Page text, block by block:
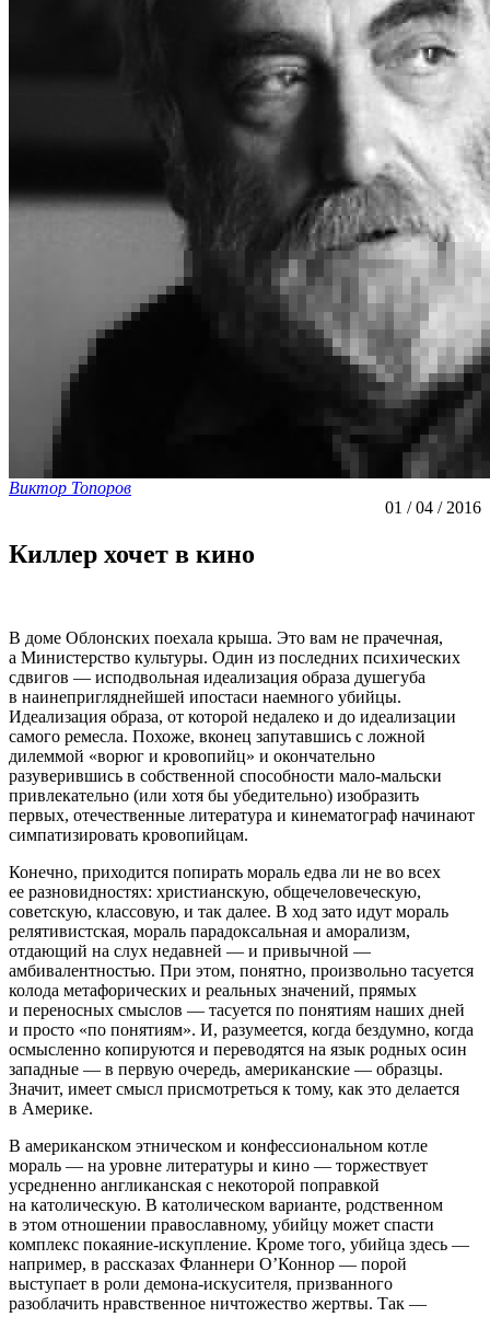
Виктор Топоров
01 / 04 / 2016
Киллер хочет в кино
В доме Облонских поехала крыша. Это вам не прачечная,
а Министерство культуры. Один из последних психических
сдвигов — исподвольная идеализация образа душегуба
в наинепригляднейшей ипостаси наемного убийцы.
Идеализация образа, от которой недалеко и до идеализации
самого ремесла. Похоже, вконец запутавшись с ложной
дилеммой «ворюг и кровопийц» и окончательно
разуверившись в собственной способности мало-мальски
привлекательно (или хотя бы убедительно) изобразить
первых, отечественные литература и кинематограф начинают
симпатизировать кровопийцам.
Конечно, приходится попирать мораль едва ли не во всех
ее разновидностях: христианскую, общечеловеческую,
советскую, классовую, и так далее. В ход зато идут мораль
релятивистская, мораль парадоксальная и аморализм,
отдающий на слух недавней — и привычной —
амбивалентностью. При этом, понятно, произвольно тасуется
колода метафорических и реальных значений, прямых
и переносных смыслов — тасуется по понятиям наших дней
и просто «по понятиям». И, разумеется, когда бездумно, когда
осмысленно копируются и переводятся на язык родных осин
западные — в первую очередь, американские — образцы.
Значит, имеет смысл присмотреться к тому, как это делается
в Америке.
В американском этническом и конфессиональном котле
мораль — на уровне литературы и кино — торжествует
усредненно англиканская с некоторой поправкой
на католическую. В католическом варианте, родственном
в этом отношении православному, убийцу может спасти
комплекс покаяние-искупление. Кроме того, убийца здесь —
например, в рассказах Фланнери О’Коннор — порой
выступает в роли демона-искусителя, призванного
разоблачить нравственное ничтожество жертвы. Так —